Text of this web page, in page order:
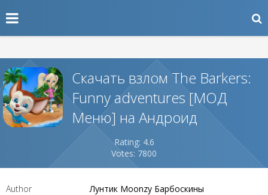
Скачать взлом The Barkers:
Funny adventures [МОД
Меню] на Андроид
Rating: 4.6
Votes: 7800
Author Лунтик Moonzy Барбоскины